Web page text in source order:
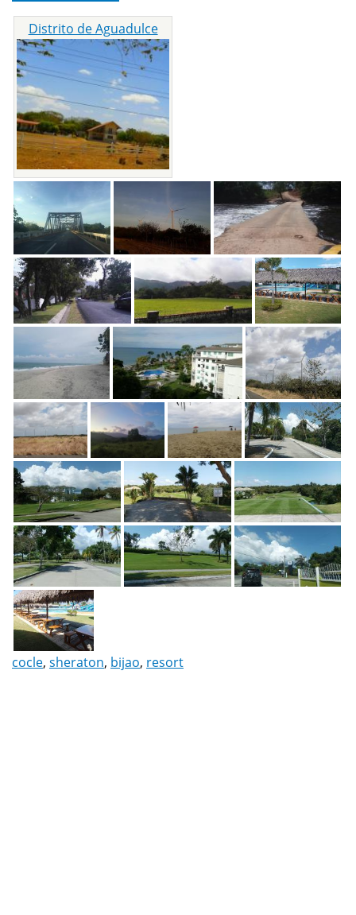
Distrito de Aguadulce
cocle, sheraton, bijao, resort